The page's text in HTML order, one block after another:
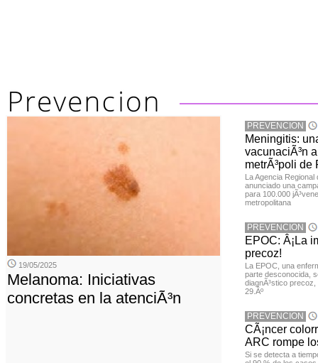
19/05/2025
Melanoma: Iniciativas
concretas en la atenciÃ³n
PREVENCION
Meningitis:
vacunaciÃ³n
metrÃ³poli de
La Agencia
anunciado una
para 100.000
metropolitana
PREVENCION
EPOC: Â¡La
precoz!
La EPOC, una
parte desconocida,
diagnÃ³stico
29.Âº
PREVENCION
CÃ¡ncer
ARC rompe
Si se detecta a